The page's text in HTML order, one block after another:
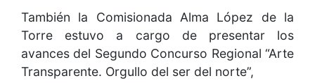
También la Comisionada Alma López de la
Torre estuvo a cargo de presentar los
avances del Segundo Concurso Regional “Arte
Transparente. Orgullo del ser del norte”,